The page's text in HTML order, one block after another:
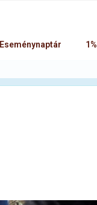
Eseménynaptár 1%